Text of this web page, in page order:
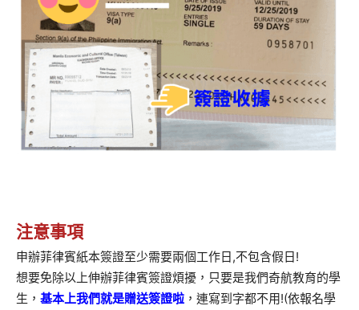
注意事項
申辦菲律賓紙本簽證至少需要兩個工作日,不包含假日!
想要免除以上伸辦菲律賓簽證煩擾，只要是我們奇航教育的學
生， 基本上我們就是贈送簽證啦 ，連寫到字都不用!(依報名學